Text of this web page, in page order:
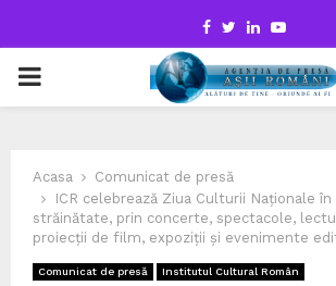
Facebook
TwitterLinkedinYoutube
PRIMARY
Acasa
Comunicat de presă
ICR celebrează Ziua Culturii Naționale în
străinătate, prin concerte, spectacole,
proiecții de film, expoziții și evenimente
Comunicat de presă Institutul Cultural Român